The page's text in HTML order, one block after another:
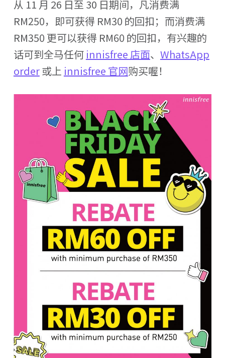
从 11 月 26 日至 30 日期间，凡消费满
RM250，即可获得 RM30 的回扣；而消费满
RM350 更可以获得 RM60 的回扣，有兴趣的
话可到全马任何 innisfree 店面、 WhatsApp
order或上 innisfree 官网购买喔！